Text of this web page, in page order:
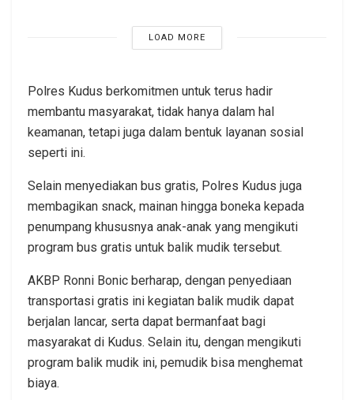
LOAD MORE
Polres Kudus berkomitmen untuk terus hadir
membantu masyarakat, tidak hanya dalam hal
keamanan, tetapi juga dalam bentuk layanan sosial
seperti ini.
Selain menyediakan bus gratis, Polres Kudus juga
membagikan snack, mainan hingga boneka kepada
penumpang khususnya anak-anak yang mengikuti
program bus gratis untuk balik mudik tersebut.
AKBP Ronni Bonic berharap, dengan penyediaan
transportasi gratis ini kegiatan balik mudik dapat
berjalan lancar, serta dapat bermanfaat bagi
masyarakat di Kudus. Selain itu, dengan mengikuti
program balik mudik ini, pemudik bisa menghemat
biaya.